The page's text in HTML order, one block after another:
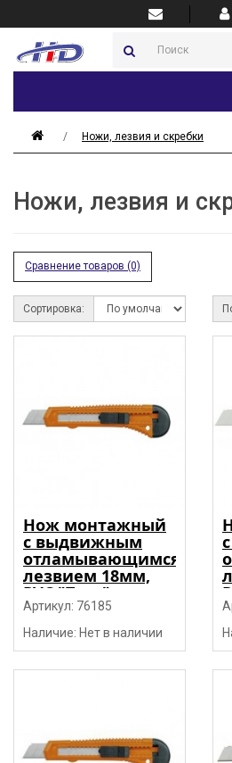
Ножи, лезвия и скребки
Ножи, лезвия и
Сравнение товаров (0)
Сортировка:
Нож монтажный
с выдвижным
отламывающимся
лезвием 18мм,
PVC "Toya"
Артикул: 76185
Наличие: Нет в наличии